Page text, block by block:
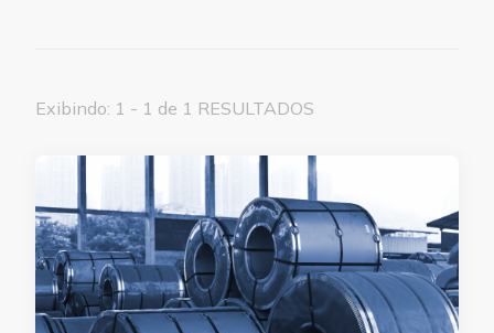
Exibindo: 1 - 1 de 1 RESULTADOS